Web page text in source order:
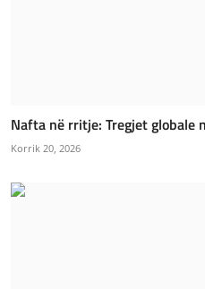
Nafta në rritje: Tregjet globale
Korrik 20, 2026